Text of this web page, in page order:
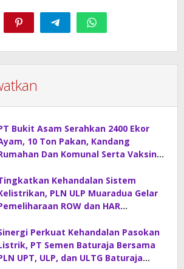
Bukit Asam Serahkan 2400 Ekor
10 Ton Pakan, Kandang
Dan Komunal Serta Vaksin
Kehandalan Sistem
PLN ULP Muaradua Gelar
ROW dan HAR
Perkuat Kehandalan Pasokan
PT Semen Baturaja Bersama
UPT, ULP, dan ULTG Baturaja